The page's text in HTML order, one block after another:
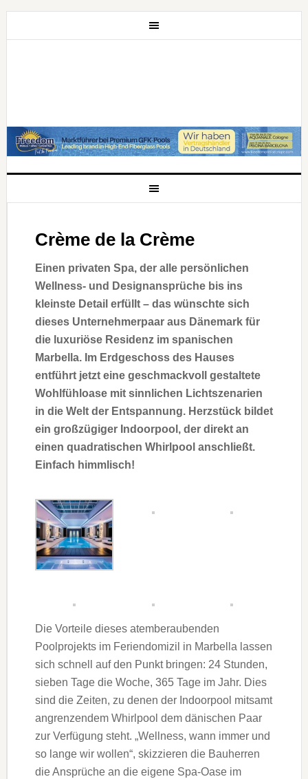
Crème de la Crème
Einen privaten Spa, der alle persönlichen
Wellness- und Designansprüche bis ins
kleinste Detail erfüllt – das wünschte sich
dieses Unternehmerpaar aus Dänemark für
die luxuriöse Residenz im spanischen
Marbella. Im Erdgeschoss des Hauses
entführt jetzt eine geschmackvoll gestaltete
Wohlfühloase mit sinnlichen Lichtszenarien
in die Welt der Entspannung. Herzstück bildet
ein großzügiger Indoorpool, der direkt an
einen quadratischen Whirlpool anschließt.
Einfach himmlisch!
Die Vorteile dieses atemberaubenden
Poolprojekts im Feriendomizil in Marbella lassen
sich schnell auf den Punkt bringen: 24 Stunden,
sieben Tage die Woche, 365 Tage im Jahr. Dies
sind die Zeiten, zu denen der Indoorpool mitsamt
angrenzendem Whirlpool dem dänischen Paar
zur Verfügung steht. „Wellness, wann immer und
so lange wir wollen“, skizzieren die Bauherren
die Ansprüche an die eigene Spa-Oase im